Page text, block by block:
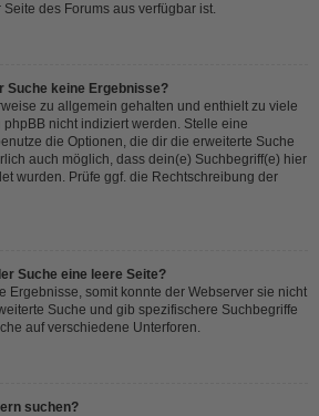
des Forums aus verfügbar ist.
Suche keine Ergebnisse?
zu allgemein gehalten und enthielt zu viele
nicht indiziert werden. Stelle eine
die Optionen, die dir die erweiterte Suche
auch möglich, dass dein(e) Suchbegriff(e) hier
wurden. Prüfe ggf. die Rechtschreibung der
Suche eine leere Seite?
Ergebnisse, somit konnte der Webserver sie nicht
Suche und gib spezifischere Suchbegriffe
auf verschiedene Unterforen.
suchen?